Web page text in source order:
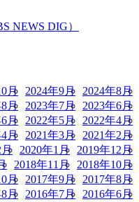
NEWS DIG）
月 2024年9月 2024年8月
月 2023年7月 2023年6月
月 2022年5月 2022年4月
月 2021年3月 2021年2月
月 2020年1月 2019年12月
2018年11月 2018年10月
月 2017年9月 2017年8月
月 2016年7月 2016年6月